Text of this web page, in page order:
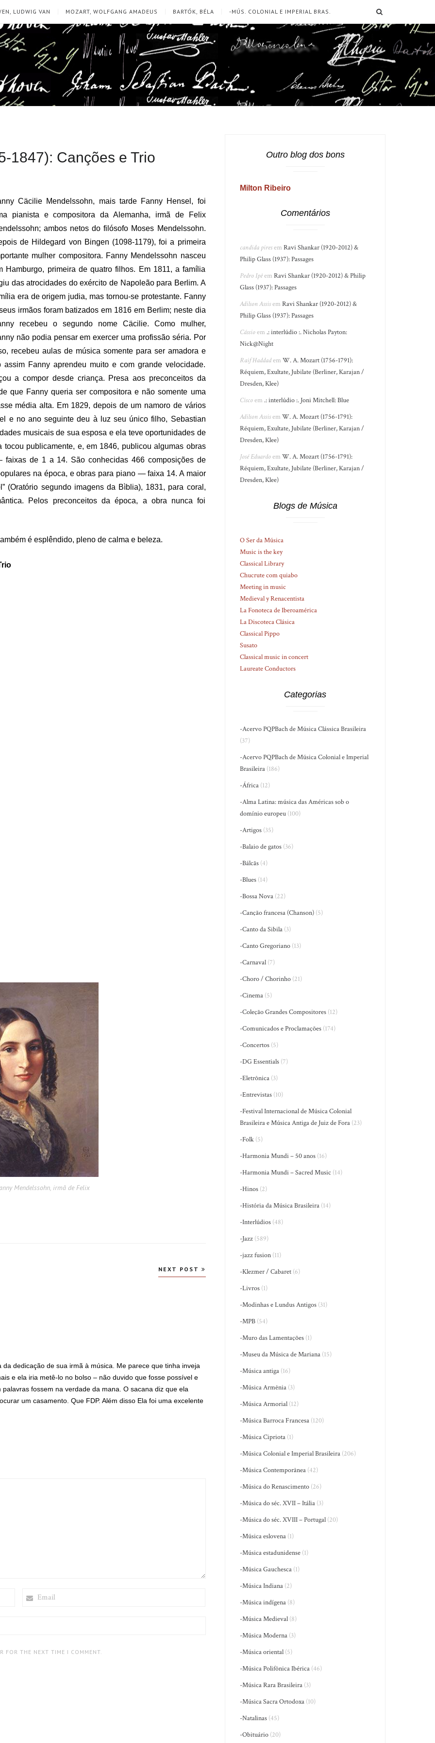
LUDWIG VAN MOZART, WOLFGANG AMADEUS BARTÓK, BÉLA -MÚS. COLONIAL E IMPERIAL BRAS.
1847): Canções e Trio
Cäcilie Mendelssohn, mais tarde Fanny Hensel, foi
pianista e compositora da Alemanha, irmã de Felix
ambos netos do filósofo Moses Mendelssohn.
de Hildegard von Bingen (1098-1179), foi a primeira
mulher compositora. Fanny Mendelssohn nasceu
Hamburgo, primeira de quatro filhos. Em 1811, a família
das atrocidades do exército de Napoleão para Berlim. A
era de origem judia, mas tornou-se protestante. Fanny
irmãos foram batizados em 1816 em Berlim; neste dia
recebeu o segundo nome Cäcilie. Como mulher,
não podia pensar em exercer uma profissão séria. Por
recebeu aulas de música somente para ser amadora e
Fanny aprendeu muito e com grande velocidade.
a compor desde criança. Presa aos preconceitos da
que Fanny queria ser compositora e não somente uma
média alta. Em 1829, depois de um namoro de vários
e no ano seguinte deu à luz seu único filho, Sebastian
musicais de sua esposa e ela teve oportunidades de
publicamente, e, em 1846, publicou algumas obras
de 1 a 14. São conhecidas 466 composições de
na época, e obras para piano — faixa 14. A maior
(Oratório segundo imagens da Bìblia), 1831, para coral,
Pelos preconceitos da época, a obra nunca foi
é esplêndido, pleno de calma e beleza.
Mendelssohn, irmã de Felix
NEXT POST
dedicação de sua irmã à música. Me parece que tinha inveja
e ela iria metê-lo no bolso – não duvido que fosse possível e
fossem na verdade da mana. O sacana diz que ela
um casamento. Que FDP. Além disso Ela foi uma excelente
FOR THE NEXT TIME I COMMENT.
Outro blog dos bons
Milton Ribeiro
Comentários
candida piresemRavi Shankar (1920-2012) &
Philip Glass (1937): Passages
Pedro IpêemRavi Shankar (1920-2012) & Philip
Glass (1937): Passages
Adilson AssisemRavi Shankar (1920-2012) &
Philip Glass (1937): Passages
Cássioem .: interlúdio :. Nicholas Payton:
Nick@Night
Raif HaddademW. A. Mozart (1756-1791):
Réquiem, Exultate, Jubilate (Berliner, Karajan /
Dresden, Klee)
Ciscoem .: interlúdio :. Joni Mitchell: Blue
Adilson AssisemW. A. Mozart (1756-1791):
Réquiem, Exultate, Jubilate (Berliner, Karajan /
Dresden, Klee)
José EduardoemW. A. Mozart (1756-1791):
Réquiem, Exultate, Jubilate (Berliner, Karajan /
Dresden, Klee)
Blogs de Música
O Ser da Música
Music is the key
Classical Library
Chucrute com quiabo
Meeting in music
Medieval y Renacentista
La Fonoteca de Iberoamérica
La Discoteca Clásica
Classical Pippo
Susato
Classical music in concert
Laureate Conductors
Categorias
-Acervo PQPBach de Música Clássica Brasileira
(37)
-Acervo PQPBach de Música Colonial e Imperial
Brasileira (186)
-África (12)
-Alma Latina: música das Américas sob o
domínio europeu (100)
-Artigos (35)
-Balaio de gatos (36)
-Bálcãs (4)
-Blues (14)
-Bossa Nova (22)
-Canção francesa (Chanson) (5)
-Canto da Sibila (3)
-Canto Gregoriano (13)
-Carnaval (7)
-Choro / Chorinho (21)
-Cinema (5)
-Coleção Grandes Compositores (12)
-Comunicados e Proclamações (174)
-Concertos (5)
-DG Essentials (7)
-Eletrônica (3)
-Entrevistas (10)
-Festival Internacional de Música Colonial
Brasileira e Música Antiga de Juiz de Fora (23)
-Folk (5)
-Harmonia Mundi – 50 anos (16)
-Harmonia Mundi – Sacred Music (14)
-Hinos (2)
-História da Música Brasileira (14)
-Interlúdios (48)
-Jazz (589)
-jazz fusion (11)
-Klezmer / Cabaret (6)
-Livros (1)
-Modinhas e Lundus Antigos (31)
-MPB (54)
-Muro das Lamentações (1)
-Museu da Música de Mariana (15)
-Música antiga (16)
-Música Armênia (3)
-Música Armorial (12)
-Música Barroca Francesa (120)
-Música Cipriota (1)
-Música Colonial e Imperial Brasileira (206)
-Música Contemporânea (42)
-Música do Renascimento (26)
-Música do séc. XVII – Itália (3)
-Música do séc. XVIII – Portugal (20)
-Música eslovena (1)
-Música estadunidense (1)
-Música Gauchesca (1)
-Música Indiana (2)
-Música indígena (8)
-Música Medieval (8)
-Música Moderna (3)
-Música oriental (5)
-Música Polifônica Ibérica (46)
-Música Rara Brasileira (3)
-Música Sacra Ortodoxa (10)
-Natalinas (45)
-Obituário (20)